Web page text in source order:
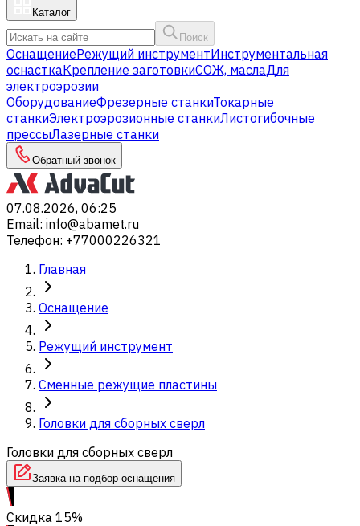
Каталог
Поиск
ОснащениеРежущий инструментИнструментальная
оснасткаКрепление заготовкиСОЖ, маслаДля
электроэрозии
ОборудованиеФрезерные станкиТокарные
станкиЭлектроэрозионные станкиЛистогибочные
прессыЛазерные станки
Обратный звонок
07.08.2026, 06:25
Email: info@abamet.ru
Телефон: +77000226321
Главная
Оснащение
Режущий инструмент
Сменные режущие пластины
Головки для сборных сверл
Головки для сборных сверл
Заявка на подбор оснащения
Скидка 15%